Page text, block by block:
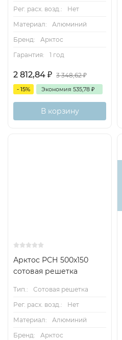
Рег. расх. возд.:
Нет
Материал:
Алюминий
Бренд:
Арктос
Гарантия:
1 год
2 812,84 ₽ 3 348,62₽
- 15% Экономия 535,78 ₽
В корзину
Арктос РСН 500x150
сотовая решетка
Тип.:
Сотовая решетка
Рег. расх. возд.:
Нет
Материал:
Алюминий
Бренд:
Арктос